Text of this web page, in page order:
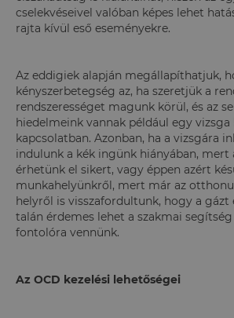
cselekvéseivel valóban képes lehet
rajta kívül eső eseményekre.
Az eddigiek alapján megállapíthatjuk,
kényszerbetegség az, ha szeretjük a
rendszerességet magunk körül, és az
hiedelmeink vannak például egy
kapcsolatban. Azonban, ha a vizsgára
indulunk a kék ingünk hiányában, mert
érhetünk el sikert, vagy éppen azért
munkahelyünkről, mert már az
helyről is visszafordultunk, hogy a gázt
talán érdemes lehet a szakmai
fontolóra vennünk.
Az OCD kezelési lehetőségei